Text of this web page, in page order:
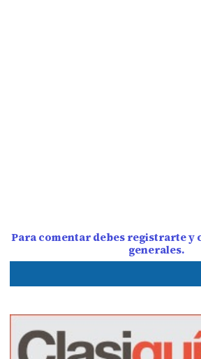
Para comentar debes registrarte y
generales.